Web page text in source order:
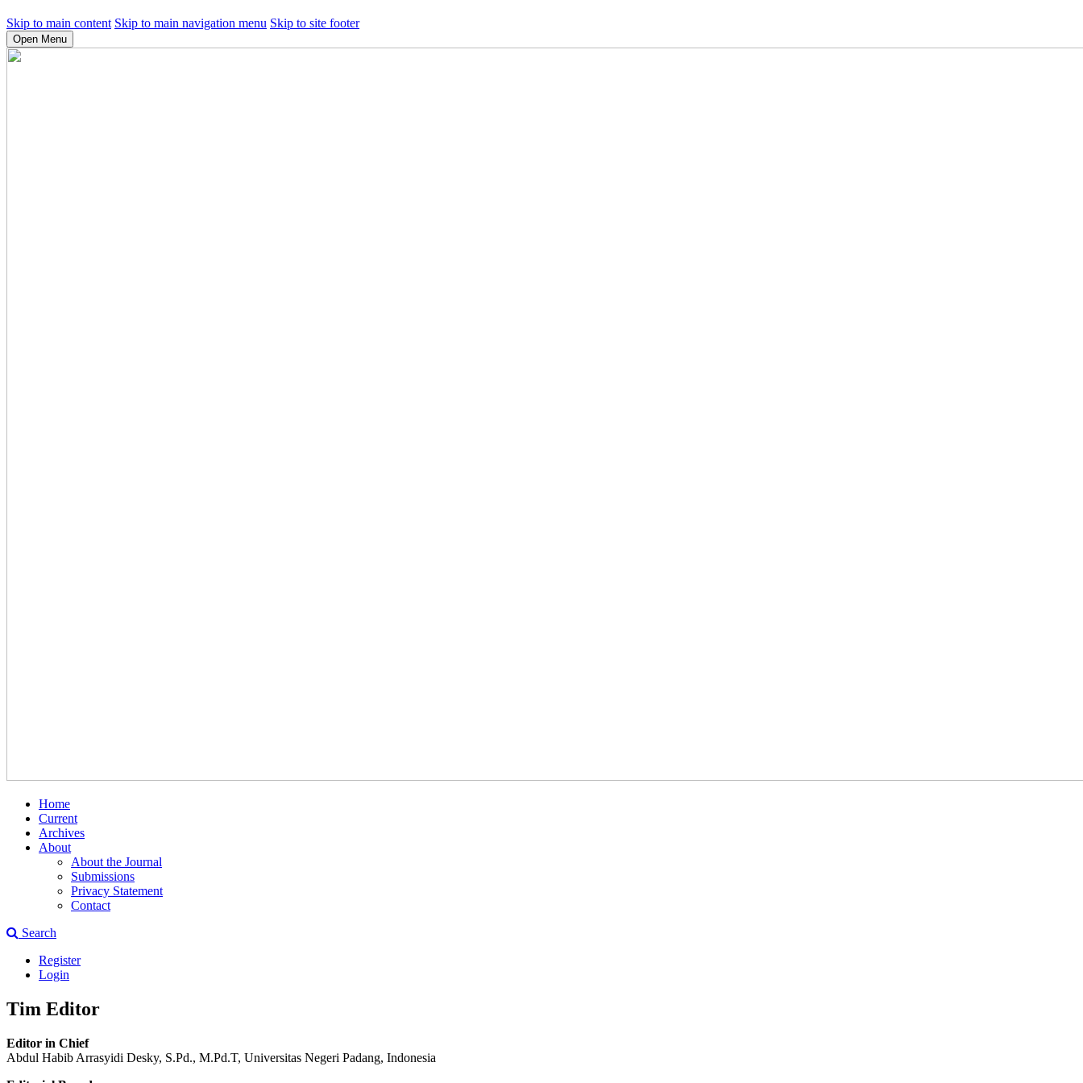
Skip to main content Skip to main navigation menu Skip to site footer
Open Menu
Home
Current
Archives
About
About the Journal
Submissions
Privacy Statement
Contact
Search
Register
Login
Tim Editor
Editor in Chief
Abdul Habib Arrasyidi Desky, S.Pd., M.Pd.T, Universitas Negeri Padang, Indonesia